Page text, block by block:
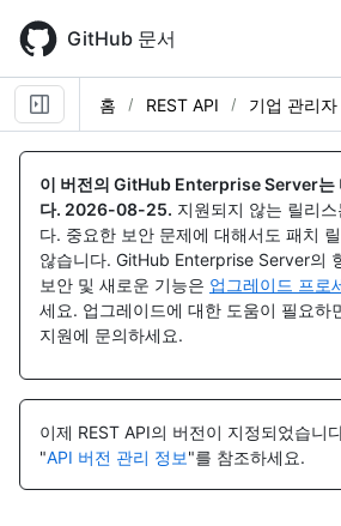
main
content
GitHub 문서
홈 REST API 기업 관리자
이 버전의 GitHub Enterprise Server는
다. 2026-08-25. 지원되지 않는 릴리
다. 중요한 보안 문제에 대해서도 패치
않습니다. GitHub Enterprise Server의
보안 및 새로운 기능은 업그레이드 프로
세요. 업그레이드에 대한 도움이 필요하
지원에 문의하세요.
이제 REST API의 버전이 지정되었습니
"API 버전 관리 정보"를 참조하세요.
이
이
이
이
이
이
이
이
이
이